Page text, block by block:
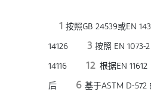
1 按照GB 24539或EN
14126 3 按照 EN 1073-2
14116 12根据EN 11612
后 6 基于ASTM D-572